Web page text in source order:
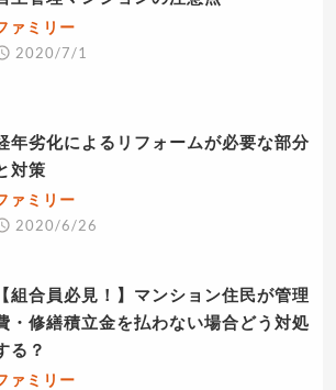
ァミリー
2020/7/1
年劣化によるリフォームが必要な部分
対策
ァミリー
2020/6/26
【組合員必見！】マンション住民が管理
・修繕積立金を払わない場合どう対処
る？
ァミリー